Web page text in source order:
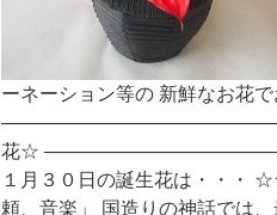
ーネーション等の 新鮮なお花
花☆
１月３０日の誕生花は・
頼、音楽」 国造りの神話では